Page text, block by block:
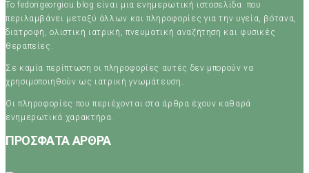
Το fedongeorgiou.blog είναι μια ενημερωτική ιστοσελίδα που
περιλαμβάνει μεταξύ άλλων και πληροφορίες για την υγεία, βότανα,
διατροφή, ολιστική ιατρική, πνευματική αναζήτηση και φυσικές
θεραπείες.
Σε καμία περίπτωση οι πληροφορίες αυτές δεν μπορούν να
χρησιμοποιηθούν ως ιατρική γνωμάτευση.
Οι πληροφορίες που περιέχονται στα άρθρα έχουν καθαρά
ενημερωτικά χαρακτήρα.
ΠΡΟΣΦΑΤΑ ΑΡΘΡΑ